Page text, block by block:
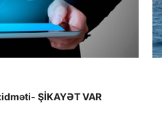
ŞİKAYƏT VAR